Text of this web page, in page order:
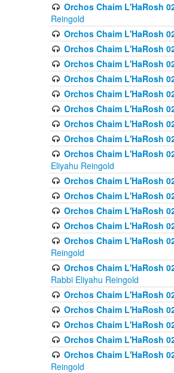
Orchos Chaim L'HaRosh
Reingold
Orchos Chaim L'HaRosh
Orchos Chaim L'HaRosh
Orchos Chaim L'HaRosh
Orchos Chaim L'HaRosh
Orchos Chaim L'HaRosh
Orchos Chaim L'HaRosh
Orchos Chaim L'HaRosh
Orchos Chaim L'HaRosh
Orchos Chaim L'HaRosh
Eliyahu Reingold
Orchos Chaim L'HaRosh
Orchos Chaim L'HaRosh
Orchos Chaim L'HaRosh
Orchos Chaim L'HaRosh
Orchos Chaim L'HaRosh
Reingold
Orchos Chaim L'HaRosh
Rabbi Eliyahu Reingold
Orchos Chaim L'HaRosh
Orchos Chaim L'HaRosh
Orchos Chaim L'HaRosh
Orchos Chaim L'HaRosh
Orchos Chaim L'HaRosh
Reingold